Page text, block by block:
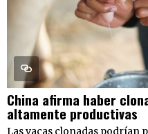
China afirma haber
altamente productivas
Las vacas clonadas podrían